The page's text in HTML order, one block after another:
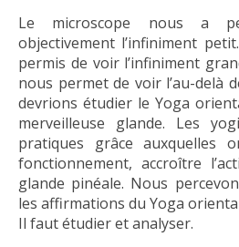
Le microscope nous a
objectivement l’infiniment
permis de voir l’infiniment
nous permet de voir l’au-delà
devrions étudier le Yoga
merveilleuse glande. Les
pratiques grâce auxquelles
fonctionnement, accroître
glande pinéale. Nous
les affirmations du Yoga
Il faut étudier et analyser.